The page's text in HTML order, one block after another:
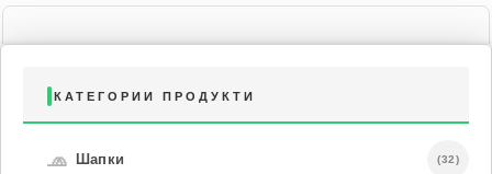
КАТЕГОРИИ ПРОДУКТИ
🧢 Шапки (32)